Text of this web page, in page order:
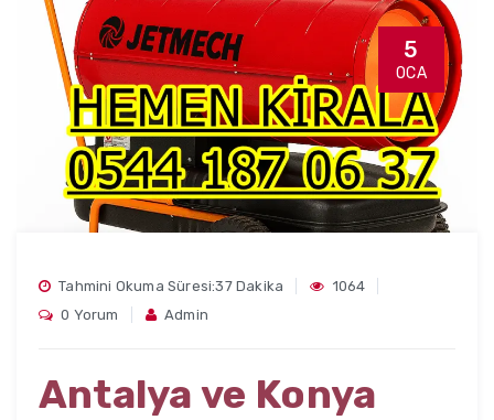
5
OCA
Tahmini Okuma Süresi:37 Dakika
1064
0 Yorum
Admin
Antalya ve Konya